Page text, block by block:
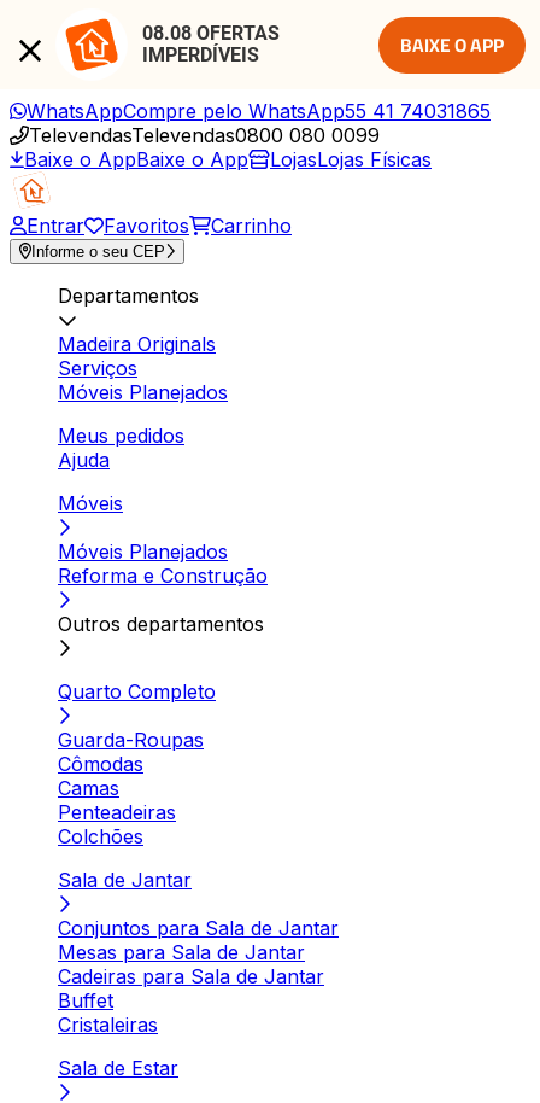
08.08 OFERTAS
IMPERDÍVEIS
BAIXE O APP
WhatsAppCompre pelo WhatsApp55 41 74031865
TelevendasTelevendas0800 080 0099
Baixe o AppBaixe o App LojasLojas Físicas
Entrar Favoritos Carrinho
Informe o seu CEP
Departamentos
Madeira Originals
Serviços
Móveis Planejados
Meus pedidos
Ajuda
Móveis
Móveis Planejados
Reforma e Construção
Outros departamentos
Quarto Completo
Guarda-Roupas
Cômodas
Camas
Penteadeiras
Colchões
Sala de Jantar
Conjuntos para Sala de Jantar
Mesas para Sala de Jantar
Cadeiras para Sala de Jantar
Buffet
Cristaleiras
Sala de Estar